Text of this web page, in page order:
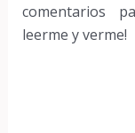
comentarios
leerme y verme!